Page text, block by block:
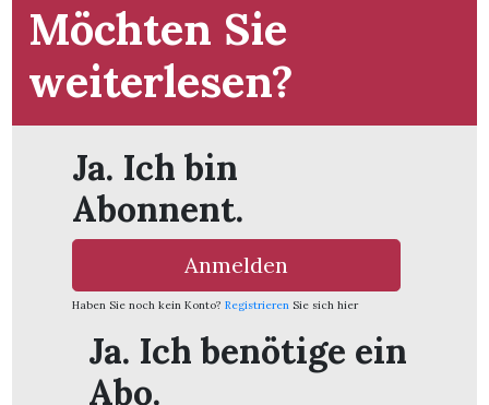
Möchten Sie
weiterlesen?
Ja. Ich bin
Abonnent.
Anmelden
Haben Sie noch kein Konto? Registrieren Sie sich hier
Ja. Ich benötige ein
Abo.